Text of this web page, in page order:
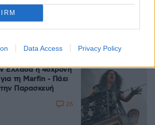
Data Access Privacy Policy
ανέβασε νέες φωτογραφίες
Ελλάδα η 46χρονη
τη Marfin - Πάει
Παρασκευή
26